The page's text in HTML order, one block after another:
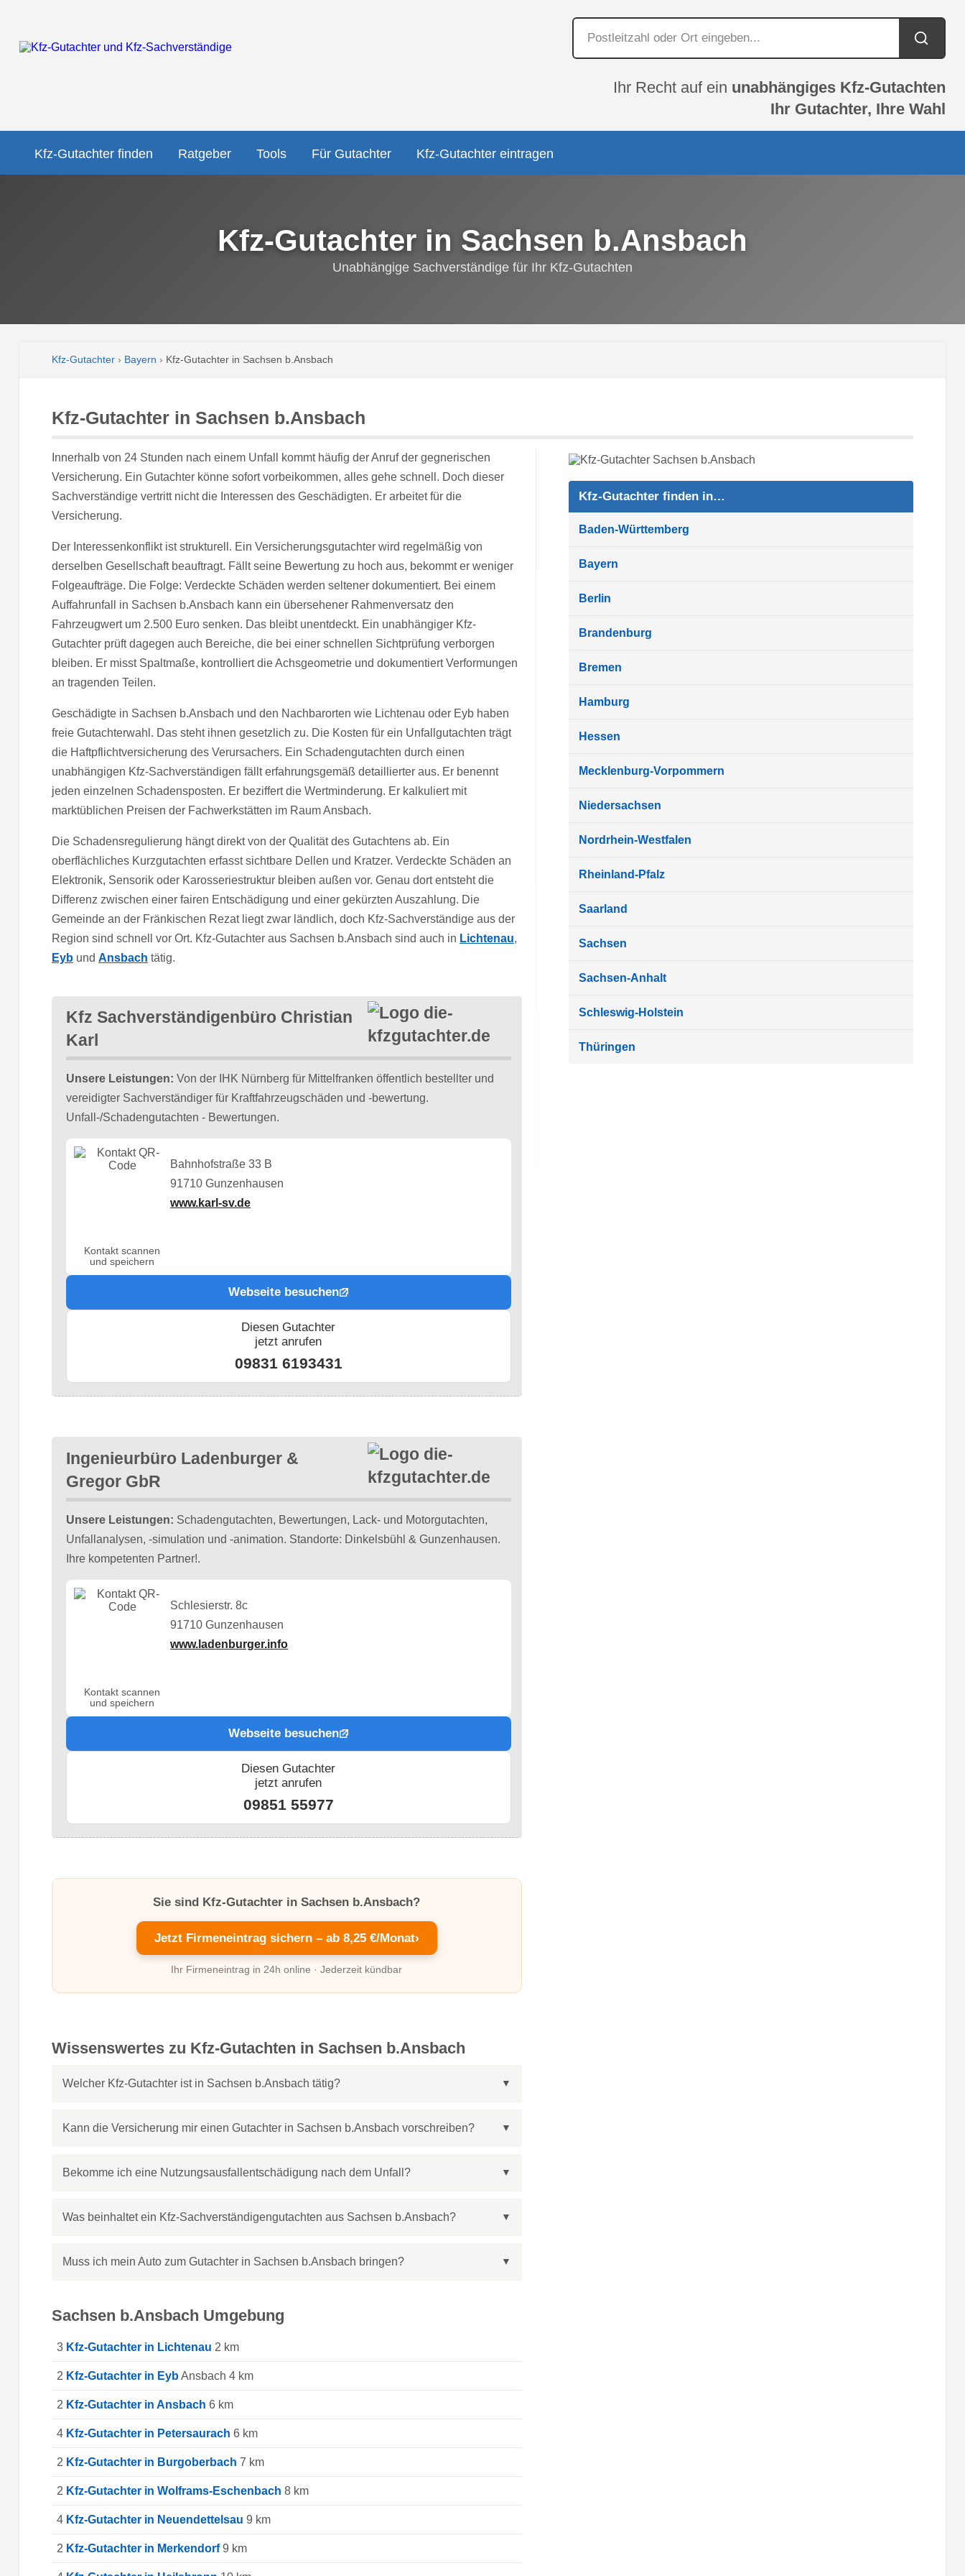
Ihr Recht auf ein unabhängiges Kfz-Gutachten
Ihr Gutachter, Ihre Wahl
Kfz-Gutachter finden Ratgeber Tools Für Gutachter Kfz-Gutachter eintragen
Kfz-Gutachter in Sachsen b.Ansbach
Unabhängige Sachverständige für Ihr Kfz-Gutachten
Kfz-Gutachter› Bayern › Kfz-Gutachter in Sachsen b.Ansbach
Kfz-Gutachter in Sachsen b.Ansbach
Innerhalb von 24 Stunden nach einem Unfall kommt häufig der Anruf der gegnerischen
Versicherung. Ein Gutachter könne sofort vorbeikommen, alles gehe schnell. Doch dieser
Sachverständige vertritt nicht die Interessen des Geschädigten. Er arbeitet für die
Versicherung.
Der Interessenkonflikt ist strukturell. Ein Versicherungsgutachter wird regelmäßig von
derselben Gesellschaft beauftragt. Fällt seine Bewertung zu hoch aus, bekommt er weniger
Folgeaufträge. Die Folge: Verdeckte Schäden werden seltener dokumentiert. Bei einem
Auffahrunfall in Sachsen b.Ansbach kann ein übersehener Rahmenversatz den
Fahrzeugwert um 2.500 Euro senken. Das bleibt unentdeckt. Ein unabhängiger Kfz-
Gutachter prüft dagegen auch Bereiche, die bei einer schnellen Sichtprüfung verborgen
bleiben. Er misst Spaltmaße, kontrolliert die Achsgeometrie und dokumentiert Verformungen
an tragenden Teilen.
Geschädigte in Sachsen b.Ansbach und den Nachbarorten wie Lichtenau oder Eyb haben
freie Gutachterwahl. Das steht ihnen gesetzlich zu. Die Kosten für ein Unfallgutachten trägt
die Haftpflichtversicherung des Verursachers. Ein Schadengutachten durch einen
unabhängigen Kfz-Sachverständigen fällt erfahrungsgemäß detaillierter aus. Er benennt
jeden einzelnen Schadensposten. Er beziffert die Wertminderung. Er kalkuliert mit
marktüblichen Preisen der Fachwerkstätten im Raum Ansbach.
Die Schadensregulierung hängt direkt von der Qualität des Gutachtens ab. Ein
oberflächliches Kurzgutachten erfasst sichtbare Dellen und Kratzer. Verdeckte Schäden an
Elektronik, Sensorik oder Karosseriestruktur bleiben außen vor. Genau dort entsteht die
Differenz zwischen einer fairen Entschädigung und einer gekürzten Auszahlung. Die
Gemeinde an der Fränkischen Rezat liegt zwar ländlich, doch Kfz-Sachverständige aus der
Region sind schnell vor Ort. Kfz-Gutachter aus Sachsen b.Ansbach sind auch in Lichtenau,
Eybund Ansbach tätig.
Kfz Sachverständigenbüro Christian
Karl
Unsere Leistungen: Von der IHK Nürnberg für Mittelfranken öffentlich bestellter und
vereidigter Sachverständiger für Kraftfahrzeugschäden und -bewertung.
Unfall-/Schadengutachten - Bewertungen.
Kontakt scannen
und speichern
Bahnhofstraße 33 B
91710 Gunzenhausen
www.karl-sv.de
Webseite besuchen
Diesen Gutachter
jetzt anrufen
09831 6193431
Ingenieurbüro Ladenburger &
Gregor GbR
Unsere Leistungen: Schadengutachten, Bewertungen, Lack- und Motorgutachten,
Unfallanalysen, -simulation und -animation. Standorte: Dinkelsbühl & Gunzenhausen.
Ihre kompetenten Partner!.
Kontakt scannen
und speichern
Schlesierstr. 8c
91710 Gunzenhausen
www.ladenburger.info
Webseite besuchen
Diesen Gutachter
jetzt anrufen
09851 55977
Sie sind Kfz-Gutachter in Sachsen b.Ansbach?
Jetzt Firmeneintrag sichern – ab 8,25 €/Monat›
Ihr Firmeneintrag in 24h online · Jederzeit kündbar
Wissenswertes zu Kfz-Gutachten in Sachsen b.Ansbach
Welcher Kfz-Gutachter ist in Sachsen b.Ansbach tätig?
Kann die Versicherung mir einen Gutachter in Sachsen b.Ansbach vorschreiben?
Bekomme ich eine Nutzungsausfallentschädigung nach dem Unfall?
Was beinhaltet ein Kfz-Sachverständigengutachten aus Sachsen b.Ansbach?
Muss ich mein Auto zum Gutachter in Sachsen b.Ansbach bringen?
Sachsen b.Ansbach Umgebung
3 Kfz-Gutachter in Lichtenau 2 km
2 Kfz-Gutachter in EybAnsbach 4 km
2 Kfz-Gutachter in Ansbach 6 km
4 Kfz-Gutachter in Petersaurach 6 km
2 Kfz-Gutachter in Burgoberbach 7 km
2 Kfz-Gutachter in Wolframs-Eschenbach 8 km
4 Kfz-Gutachter in Neuendettelsau 9 km
2 Kfz-Gutachter in Merkendorf9 km
Kfz-Gutachter finden in…
Baden-Württemberg
Bayern
Berlin
Brandenburg
Bremen
Hamburg
Hessen
Mecklenburg-Vorpommern
Niedersachsen
Nordrhein-Westfalen
Rheinland-Pfalz
Saarland
Sachsen
Sachsen-Anhalt
Schleswig-Holstein
Thüringen